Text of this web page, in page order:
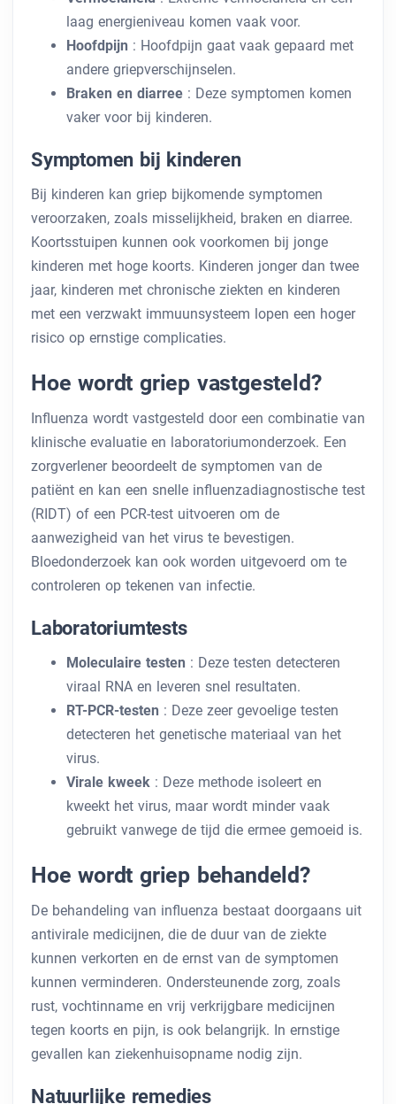
laag energieniveau komen vaak voor.
Hoofdpijn : Hoofdpijn gaat vaak gepaard met
andere griepverschijnselen.
Braken en diarree : Deze symptomen komen
vaker voor bij kinderen.
Symptomen bij kinderen
Bij kinderen kan griep bijkomende symptomen
veroorzaken, zoals misselijkheid, braken en diarree.
Koortsstuipen kunnen ook voorkomen bij jonge
kinderen met hoge koorts. Kinderen jonger dan twee
jaar, kinderen met chronische ziekten en kinderen
met een verzwakt immuunsysteem lopen een hoger
risico op ernstige complicaties.
Hoe wordt griep vastgesteld?
Influenza wordt vastgesteld door een combinatie van
klinische evaluatie en laboratoriumonderzoek. Een
zorgverlener beoordeelt de symptomen van de
patiënt en kan een snelle influenzadiagnostische test
(RIDT) of een PCR-test uitvoeren om de
aanwezigheid van het virus te bevestigen.
Bloedonderzoek kan ook worden uitgevoerd om te
controleren op tekenen van infectie.
Laboratoriumtests
Moleculaire testen : Deze testen detecteren
viraal RNA en leveren snel resultaten.
RT-PCR-testen : Deze zeer gevoelige testen
detecteren het genetische materiaal van het
virus.
Virale kweek : Deze methode isoleert en
kweekt het virus, maar wordt minder vaak
gebruikt vanwege de tijd die ermee gemoeid is.
Hoe wordt griep behandeld?
De behandeling van influenza bestaat doorgaans uit
antivirale medicijnen, die de duur van de ziekte
kunnen verkorten en de ernst van de symptomen
kunnen verminderen. Ondersteunende zorg, zoals
rust, vochtinname en vrij verkrijgbare medicijnen
tegen koorts en pijn, is ook belangrijk. In ernstige
gevallen kan ziekenhuisopname nodig zijn.
Natuurlijke remedies